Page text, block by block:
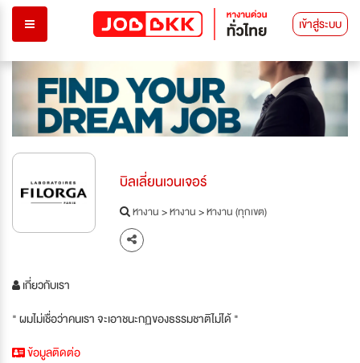
เข้าสู่ระบบ
บิลเลี่ยนเวนเจอร์
หางาน>หางาน>หางาน (ทุกเขต)
เกี่ยวกับเรา
" ผมไม่เชื่อว่าคนเรา จะเอาชนะกฏของธรรมชาติไม่ได้ "
ข้อมูลติดต่อ